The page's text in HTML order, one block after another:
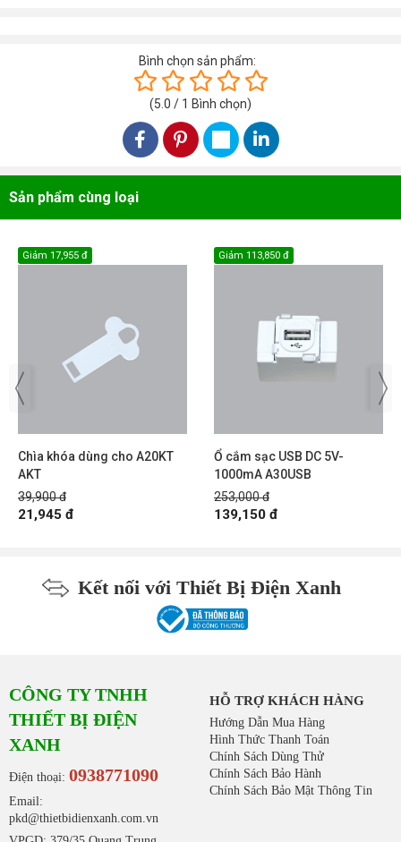
Bình chọn sản phẩm:
(5.0 / 1 Bình chọn)
Sản phẩm cùng loại
Chìa khóa dùng cho A20KT
AKT
39,900 đ
Giảm 17,955 đ
21,945 đ
Ổ cắm sạc USB DC 5V-
1000mA A30USB
253,000 đ
Giảm 113,850 đ
139,150 đ
Kết nối với Thiết Bị Điện Xanh
CÔNG TY TNHH
THIẾT BỊ ĐIỆN
XANH
Điện thoại: 0938771090
Email:
pkd@thietbidienxanh.com.vn
HỖ TRỢ KHÁCH HÀNG
Hướng Dẫn Mua Hàng
Hình Thức Thanh Toán
Chính Sách Dùng Thử
Chính Sách Bảo Hành
Chính Sách Bảo Mật Thông Tin